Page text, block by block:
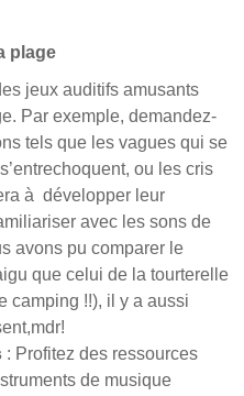
plage
jeux auditifs amusants
Par exemple, demandez-
tels que les vagues qui se
ou les cris
à développer leur
avec les sons de
avons pu comparer le
que celui de la tourterelle
camping !!), il y a aussi
: Profitez des ressources
de musique